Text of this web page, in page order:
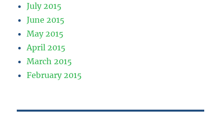
July 2015
June 2015
May 2015
April 2015
March 2015
February 2015